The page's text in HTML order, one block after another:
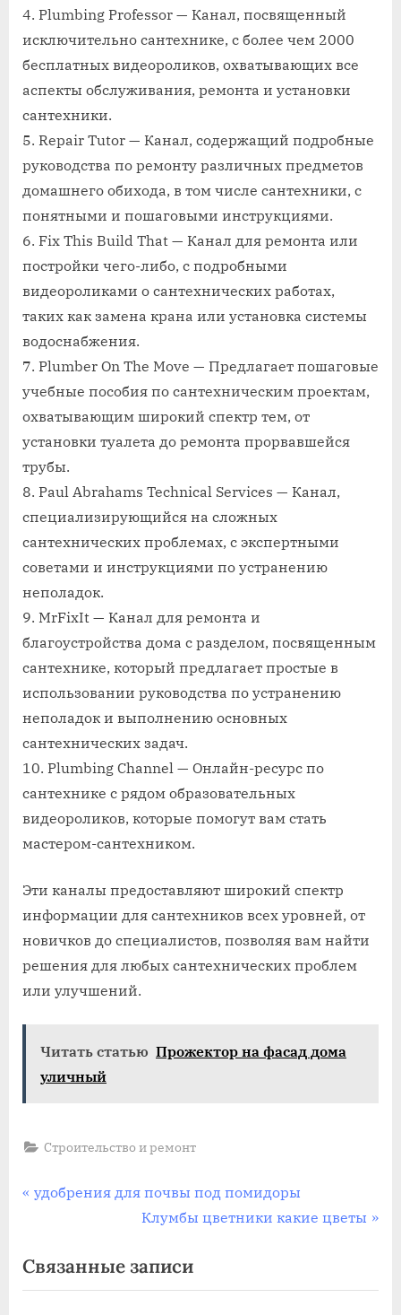
4. Plumbing Professor — Канал, посвященный
исключительно сантехнике, с более чем 2000
бесплатных видеороликов, охватывающих все
аспекты обслуживания, ремонта и установки
сантехники.
5. Repair Tutor — Канал, содержащий подробные
руководства по ремонту различных предметов
домашнего обихода, в том числе сантехники, с
понятными и пошаговыми инструкциями.
6. Fix This Build That — Канал для ремонта или
постройки чего-либо, с подробными
видеороликами о сантехнических работах,
таких как замена крана или установка системы
водоснабжения.
7. Plumber On The Move — Предлагает пошаговые
учебные пособия по сантехническим проектам,
охватывающим широкий спектр тем, от
установки туалета до ремонта прорвавшейся
трубы.
8. Paul Abrahams Technical Services — Канал,
специализирующийся на сложных
сантехнических проблемах, с экспертными
советами и инструкциями по устранению
неполадок.
9. MrFixIt — Канал для ремонта и
благоустройства дома с разделом, посвященным
сантехнике, который предлагает простые в
использовании руководства по устранению
неполадок и выполнению основных
сантехнических задач.
10. Plumbing Channel — Онлайн-ресурс по
сантехнике с рядом образовательных
видеороликов, которые помогут вам стать
мастером-сантехником.
Эти каналы предоставляют широкий спектр
информации для сантехников всех уровней, от
новичков до специалистов, позволяя вам найти
решения для любых сантехнических проблем
или улучшений.
Читать статью Прожектор на фасад дома
уличный
Строительство и ремонт
Навигация
записям
П
д
ы
удобрения для почвы под помидоры
С
е
д
Клумбы цветники какие цветы
Связанные записи